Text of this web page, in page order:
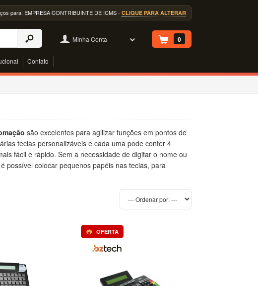
para: EMPRESA CONTRIBUINTE DE ICMS - CLIQUE PARA ALTERAR
Minha Conta 0
Contato
são excelentes para agilizar funções em pontos de
teclas personalizáveis e cada uma pode conter 4
fácil e rápido. Sem a necessidade de digitar o nome ou
possível colocar pequenos papéis nas teclas, para
OFERTA